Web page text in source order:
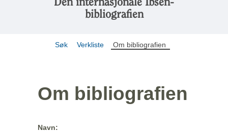
bibliografien
Søk Verkliste Om bibliografien
Om bibliografien
Navn: